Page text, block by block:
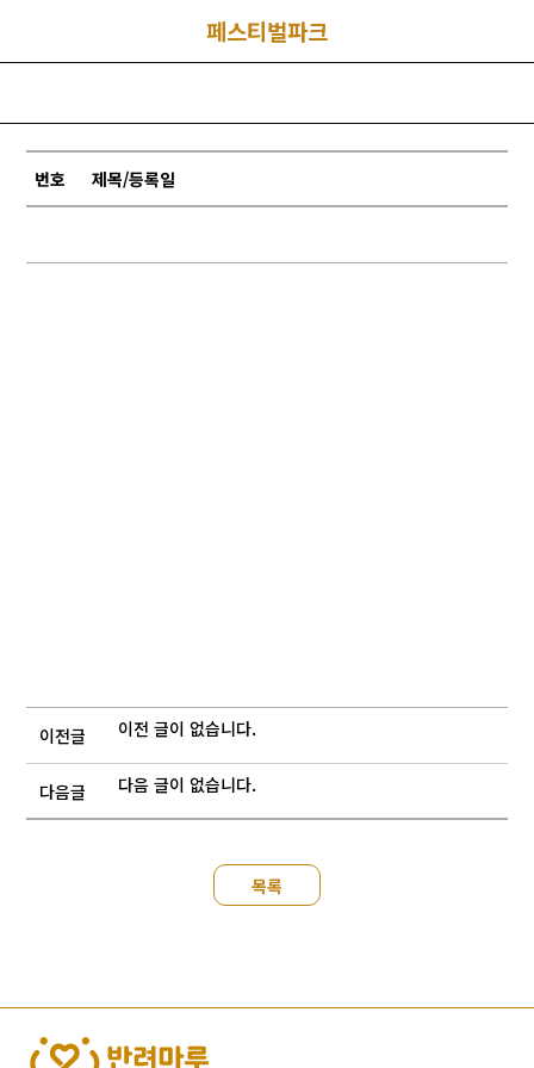
페스티벌파크
번호 제목/등록일
이전글 이전 글이 없습니다.
다음글 다음 글이 없습니다.
목록